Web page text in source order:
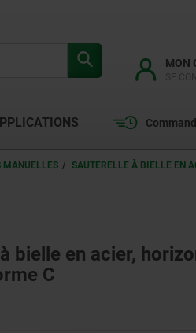
MON
MANUELLES
SAUTERELLE À BIELLE EN
bielle en acier,
C